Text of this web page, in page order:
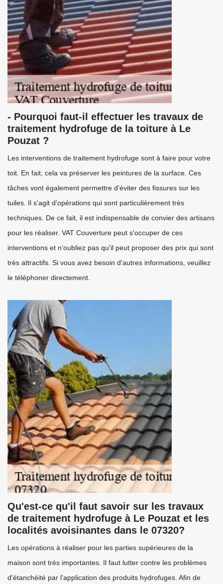
- Pourquoi faut-il effectuer les travaux de
traitement hydrofuge de la toiture à Le
Pouzat ?
Les interventions de traitement hydrofuge sont à faire pour votre
toit. En fait, cela va préserver les peintures de la surface. Ces
tâches vont également permettre d'éviter des fissures sur les
tuiles. Il s'agit d'opérations qui sont particulièrement très
techniques. De ce fait, il est indispensable de convier des artisans
pour les réaliser. VAT Couverture peut s'occuper de ces
interventions et n'oubliez pas qu'il peut proposer des prix qui sont
très attractifs. Si vous avez besoin d'autres informations, veuillez
le téléphoner directement.
Qu'est-ce qu'il faut savoir sur les travaux
de traitement hydrofuge à Le Pouzat et les
localités avoisinantes dans le 07320?
Les opérations à réaliser pour les parties supérieures de la
maison sont très importantes. Il faut lutter contre les problèmes
d'étanchéité par l'application des produits hydrofuges. Afin de